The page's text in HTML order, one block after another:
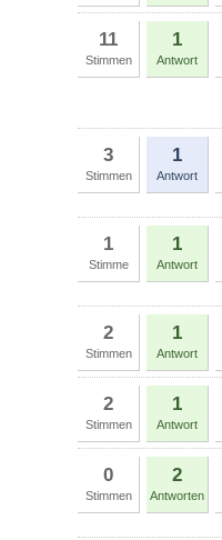
11
Stimmen
1
Antwort
3
Stimmen
1
Antwort
1
Stimme
1
Antwort
2
Stimmen
1
Antwort
2
Stimmen
1
Antwort
0
Stimmen
2
Antworten